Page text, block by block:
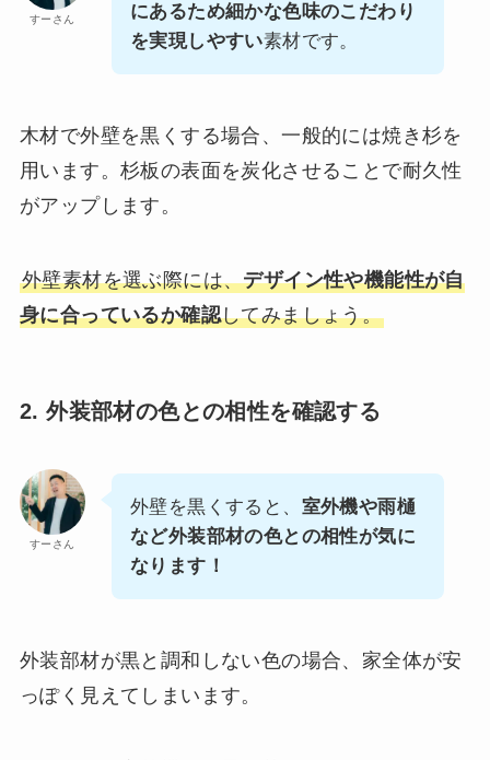
すーさん
にあるため細かな色味のこだわり
を実現しやすい素材です。
木材で外壁を黒くする場合、一般的には焼き杉を
用います。杉板の表面を炭化させることで耐久性
がアップします。
外壁素材を選ぶ際には、デザイン性や機能性が自
身に合っているか確認してみましょう。
2. 外装部材の色との相性を確認する
すーさん
外壁を黒くすると、 室外機や雨樋
など外装部材の色との相性が気に
なります！
外装部材が黒と調和しない色の場合、家全体が安
っぽく見えてしまいます。